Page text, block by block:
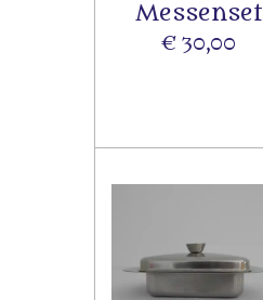
Messenset
€ 30,00